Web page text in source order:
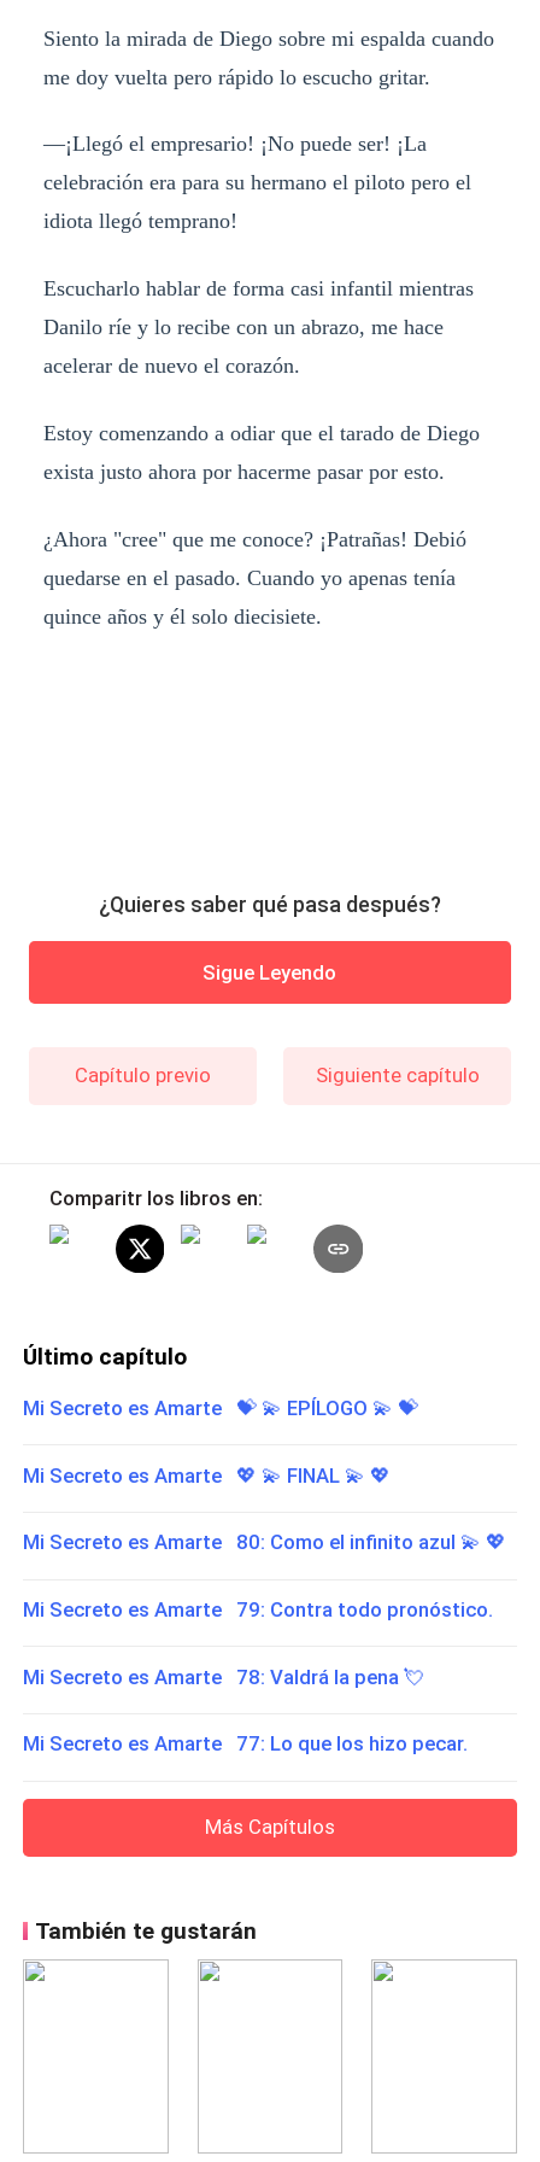
Siento la mirada de Diego sobre mi espalda cuando
me doy vuelta pero rápido lo escucho gritar.
—¡Llegó el empresario! ¡No puede ser! ¡La
celebración era para su hermano el piloto pero el
idiota llegó temprano!
Escucharlo hablar de forma casi infantil mientras
Danilo ríe y lo recibe con un abrazo, me hace
acelerar de nuevo el corazón.
Estoy comenzando a odiar que el tarado de Diego
exista justo ahora por hacerme pasar por esto.
¿Ahora "cree" que me conoce? ¡Patrañas! Debió
quedarse en el pasado. Cuando yo apenas tenía
quince años y él solo diecisiete.
¿Quieres saber qué pasa después?
Sigue Leyendo
Capítulo previo Siguiente capítulo
Comparitr los libros en:
Último capítulo
Mi Secreto es Amarte 💝 ​💫 ​EPÍLOGO 💫​ 💝​
Mi Secreto es Amarte 💖 ​💫 ​​FINAL 💫 ​💖​
Mi Secreto es Amarte 80: Como el infinito azul 💫​ 💖​
Mi Secreto es Amarte 79: Contra todo pronóstico.
Mi Secreto es Amarte 78: Valdrá la pena 💘​
Mi Secreto es Amarte 77: Lo que los hizo pecar.
Más Capítulos
También te gustarán